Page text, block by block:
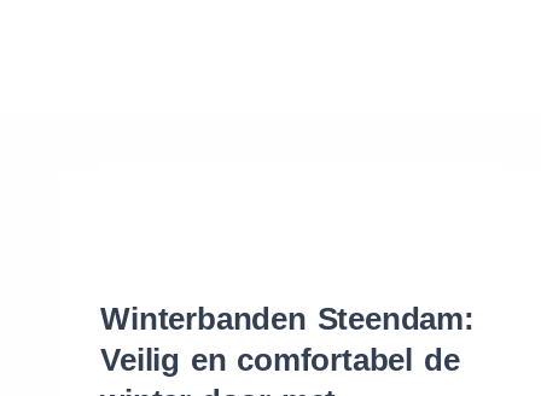
Winterbanden Steendam:
Veilig en comfortabel de